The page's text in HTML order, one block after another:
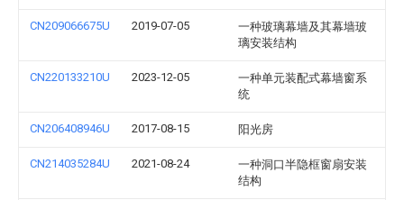
CN209066675U 2019-07-05
一种玻璃幕墙及其幕墙玻
璃安装结构
CN220133210U 2023-12-05
一种单元装配式幕墙窗系
统
CN206408946U 2017-08-15 阳光房
CN214035284U 2021-08-24
一种洞口半隐框窗扇安装
结构